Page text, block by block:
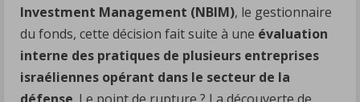
Investment Management (NBIM), le gestionnaire
du fonds, cette décision fait suite à une évaluation
interne des pratiques de plusieurs entreprises
israéliennes opérant dans le secteur de la